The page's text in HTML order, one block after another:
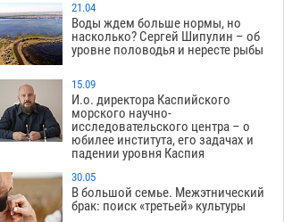
21.04
Воды ждем больше нормы, но
насколько? Сергей Шипулин – об
уровне половодья и нересте рыбы
15.09
И.о. директора Каспийского
морского научно-
исследовательского центра – о
юбилее института, его задачах и
падении уровня Каспия
30.05
В большой семье. Межэтнический
брак: поиск «третьей» культуры